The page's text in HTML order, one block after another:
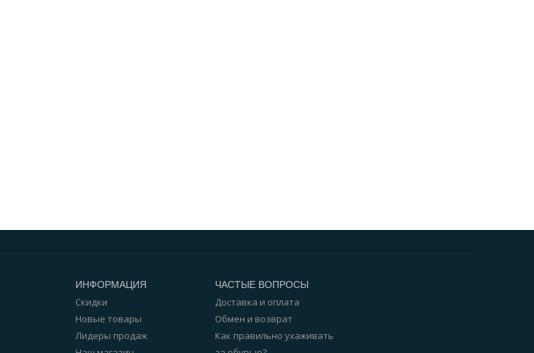
ИНФОРМАЦИЯ
Скидки
Новые товары
Лидеры продаж
ЧАСТЫЕ ВОПРОСЫ
Доставка и оплата
Обмен и возврат
Как правильно ухаживать